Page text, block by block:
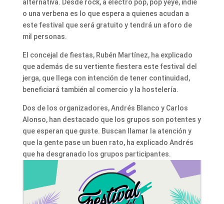
alternativa. Desde rock, a electro pop, pop yeye, indie
o una verbena es lo que espera a quienes acudan a
este festival que será gratuito y tendrá un aforo de
mil personas.
El concejal de fiestas, Rubén Martínez, ha explicado
que además de su vertiente fiestera este festival del
jerga, que llega con intención de tener continuidad,
beneficiará también al comercio y la hostelería.
Dos de los organizadores, Andrés Blanco y Carlos
Alonso, han destacado que los grupos son potentes y
que esperan que guste. Buscan llamar la atención y
que la gente pase un buen rato, ha explicado Andrés
que ha desgranado los grupos participantes.